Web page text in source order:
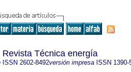
Revista Técnica energía
ISSN 2602-8492versión impresaISSN 1390-